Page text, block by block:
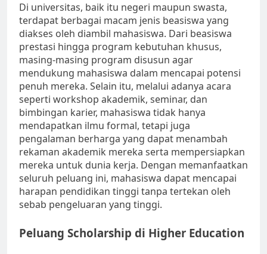
Di universitas, baik itu negeri maupun swasta,
terdapat berbagai macam jenis beasiswa yang
diakses oleh diambil mahasiswa. Dari beasiswa
prestasi hingga program kebutuhan khusus,
masing-masing program disusun agar
mendukung mahasiswa dalam mencapai potensi
penuh mereka. Selain itu, melalui adanya acara
seperti workshop akademik, seminar, dan
bimbingan karier, mahasiswa tidak hanya
mendapatkan ilmu formal, tetapi juga
pengalaman berharga yang dapat menambah
rekaman akademik mereka serta mempersiapkan
mereka untuk dunia kerja. Dengan memanfaatkan
seluruh peluang ini, mahasiswa dapat mencapai
harapan pendidikan tinggi tanpa tertekan oleh
sebab pengeluaran yang tinggi.
Peluang Scholarship di Higher Education